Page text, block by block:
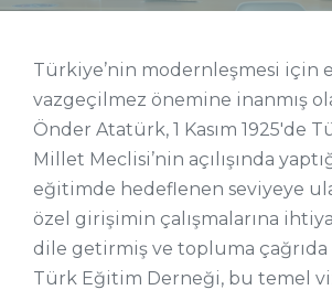
Türkiye’nin modernleşmesi için
vazgeçilmez önemine inanmış
Önder Atatürk, 1 Kasım 1925'de
Millet Meclisi’nin açılışında
eğitimde hedeflenen seviyeye
özel girişimin çalışmalarına
dile getirmiş ve topluma
Türk Eğitim Derneği, bu temel